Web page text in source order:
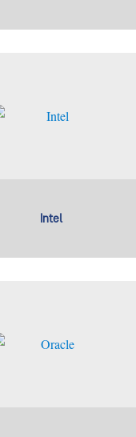
Intel